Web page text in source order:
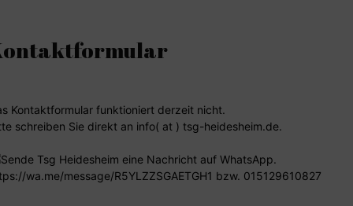
Kontaktformular funktioniert derzeit nicht.
schreiben Sie direkt an info( at ) tsg-heidesheim.de.